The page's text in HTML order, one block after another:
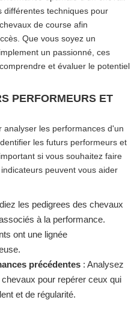
différentes techniques pour
de course afin
Que vous soyez un
un passionné, ces
et évaluer le potentiel
PERFORMEURS ET
les performances d'un
les futurs performeurs et
si vous souhaitez faire
indicateurs peuvent vous aider
les pedigrees des chevaux
à la performance.
ont une lignée
précédentes : Analysez
pour repérer ceux qui
et de régularité.